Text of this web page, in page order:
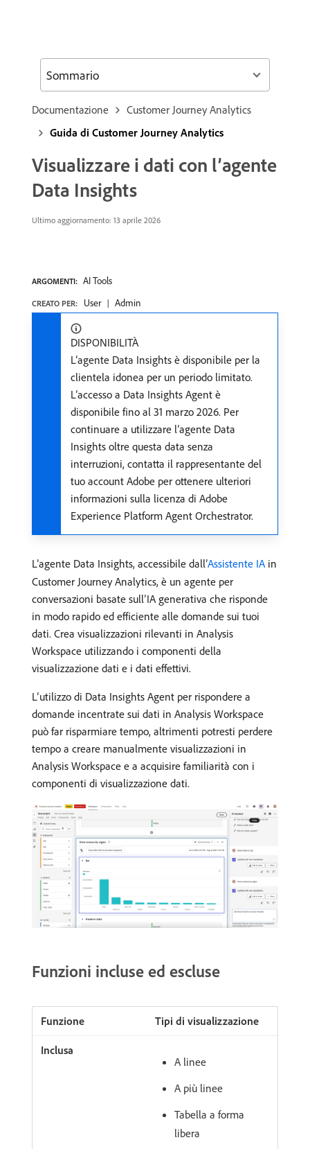
Documentazione
Customer Journey Analytics
Guida di Customer Journey Analytics
Visualizzare i dati con l’agente
Data Insights
Ultimo aggiornamento: 13 aprile 2026
ARGOMENTI: AI Tools
CREATO PER: User Admin
DISPONIBILITÀ
L’agente Data Insights è disponibile per la
clientela idonea per un periodo limitato.
L’accesso a Data Insights Agent è
disponibile fino al 31 marzo 2026. Per
continuare a utilizzare l’agente Data
Insights oltre questa data senza
interruzioni, contatta il rappresentante del
tuo account Adobe per ottenere ulteriori
informazioni sulla licenza di Adobe
Experience Platform Agent Orchestrator.
L’agente Data Insights, accessibile dall’Assistente IAin
Customer Journey Analytics, è un agente per
conversazioni basate sull’IA generativa che risponde
in modo rapido ed efficiente alle domande sui tuoi
dati. Crea visualizzazioni rilevanti in Analysis
Workspace utilizzando i componenti della
visualizzazione dati e i dati effettivi.
L’utilizzo di Data Insights Agent per rispondere a
domande incentrate sui dati in Analysis Workspace
può far risparmiare tempo, altrimenti potresti perdere
tempo a creare manualmente visualizzazioni in
Analysis Workspace e a acquisire familiarità con i
componenti di visualizzazione dati.
Funzioni incluse ed escluse
Tipi di visualizzazione
A linee
A più linee
Tabella a forma
libera
Sommario